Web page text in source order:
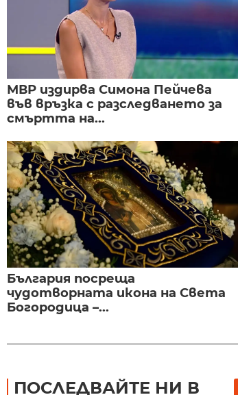
МВР издирва Симона Пейчева
във връзка с разследването за
смъртта на...
България посреща
чудотворната икона на Света
Богородица –...
ПОСЛЕДВАЙТЕ НИ В